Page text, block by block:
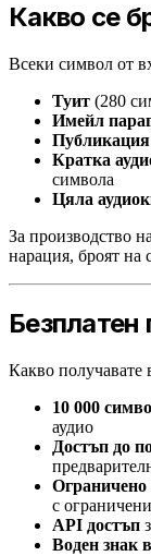
Какво се
Всеки символ от
Туит (280
Имейл
Публикация
Кратка
символа
Цяла
За производство
нарация, броят на
Безплатен
Какво получавате
10 000
аудио
Достъп до
Ограничено
с
API достъп
Воден знак